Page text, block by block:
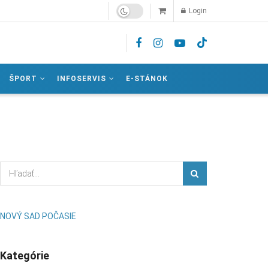
Login
ŠPORT INFOSERVIS E-STÁNOK
NOVÝ SAD POČASIE
Kategórie